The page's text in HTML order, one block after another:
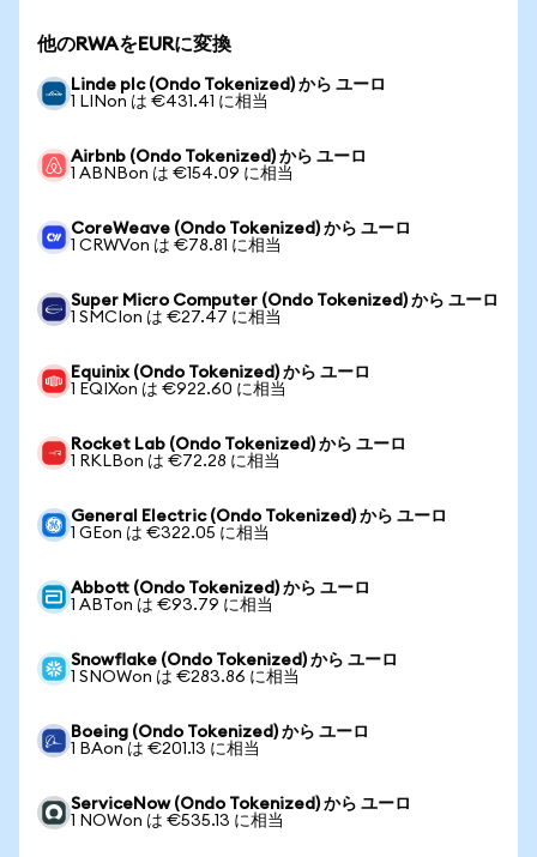
他のRWAをEURに変換
Linde plc (Ondo Tokenized) から ユーロ
1 LINon は €431.41 に相当
Airbnb (Ondo Tokenized) から ユーロ
1 ABNBon は €154.09 に相当
CoreWeave (Ondo Tokenized) から ユーロ
1 CRWVon は €78.81 に相当
Super Micro Computer (Ondo Tokenized) から ユーロ
1 SMCIon は €27.47 に相当
Equinix (Ondo Tokenized) から ユーロ
1 EQIXon は €922.60 に相当
Rocket Lab (Ondo Tokenized) から ユーロ
1 RKLBon は €72.28 に相当
General Electric (Ondo Tokenized) から ユーロ
1 GEon は €322.05 に相当
Abbott (Ondo Tokenized) から ユーロ
1 ABTon は €93.79 に相当
Snowflake (Ondo Tokenized) から ユーロ
1 SNOWon は €283.86 に相当
Boeing (Ondo Tokenized) から ユーロ
1 BAon は €201.13 に相当
ServiceNow (Ondo Tokenized) から ユーロ
1 NOWon は €535.13 に相当